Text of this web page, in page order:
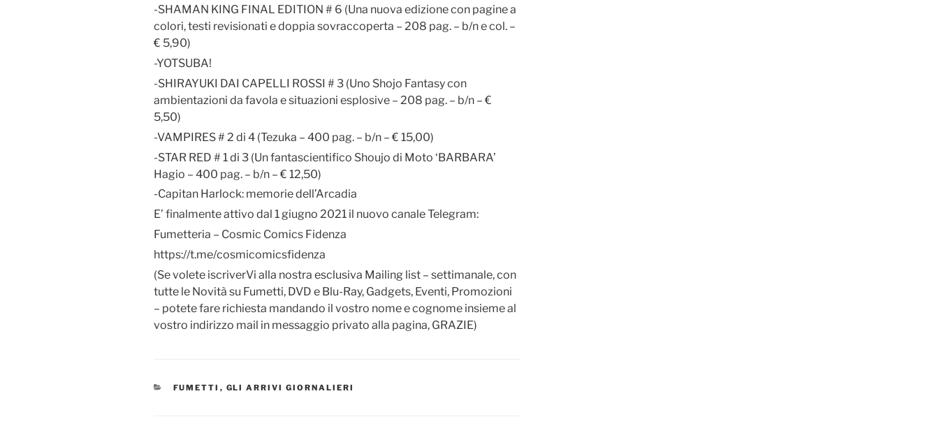
-SHAMAN KING FINAL EDITION # 6 (Una nuova edizione con pagine a
colori, testi revisionati e doppia sovraccoperta – 208 pag. – b/n e col. –
€ 5,90)
-YOTSUBA!
-SHIRAYUKI DAI CAPELLI ROSSI # 3 (Uno Shojo Fantasy con
ambientazioni da favola e situazioni esplosive – 208 pag. – b/n – €
5,50)
-VAMPIRES # 2 di 4 (Tezuka – 400 pag. – b/n – € 15,00)
-STAR RED # 1 di 3 (Un fantascientifico Shoujo di Moto ‘BARBARA’
Hagio – 400 pag. – b/n – € 12,50)
-Capitan Harlock: memorie dell’Arcadia
E’ finalmente attivo dal 1 giugno 2021 il nuovo canale Telegram:
Fumetteria – Cosmic Comics Fidenza
https://t.me/cosmicomicsfidenza
(Se volete iscriverVi alla nostra esclusiva Mailing list – settimanale, con
tutte le Novità su Fumetti, DVD e Blu-Ray, Gadgets, Eventi, Promozioni
– potete fare richiesta mandando il vostro nome e cognome insieme al
vostro indirizzo mail in messaggio privato alla pagina, GRAZIE)
CATEGORIE
FUMETTI , GLI ARRIVI GIORNALIERI